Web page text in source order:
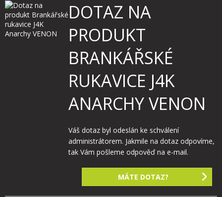
DOTAZ NA
PRODUKT
BRANKÁŘSKÉ
RUKAVICE J4K
ANARCHY VENON
Váš dotaz byl odeslán ke schválení
administrátorem. Jakmile na dotaz odpovíme,
tak Vám pošleme odpověď na e-mail.
MÁTE DOTAZ?